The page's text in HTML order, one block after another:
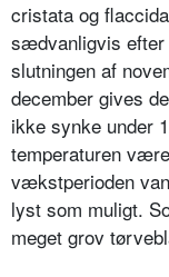
cristata og
sædvanligvis efter
slutningen af
december gi­ves
ikke synke under
temperaturen
vækstperioden
lyst som muligt.
meget grov